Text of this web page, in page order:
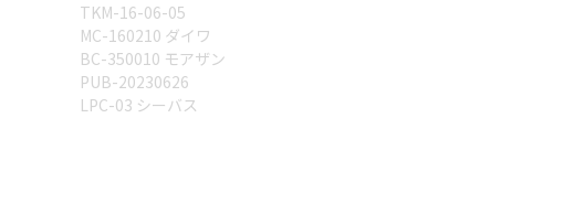
TKM-16-06-05
MC-160210 ダイワ
BC-350010 モアザン
PUB-20230626
LPC-03 シーバス